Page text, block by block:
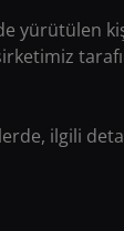
yürütülen
ilgili